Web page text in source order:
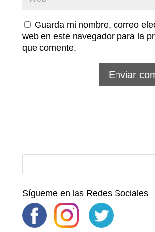
Guarda mi nombre, correo
web en este navegador para la
que comente.
Sígueme en las Redes Sociales